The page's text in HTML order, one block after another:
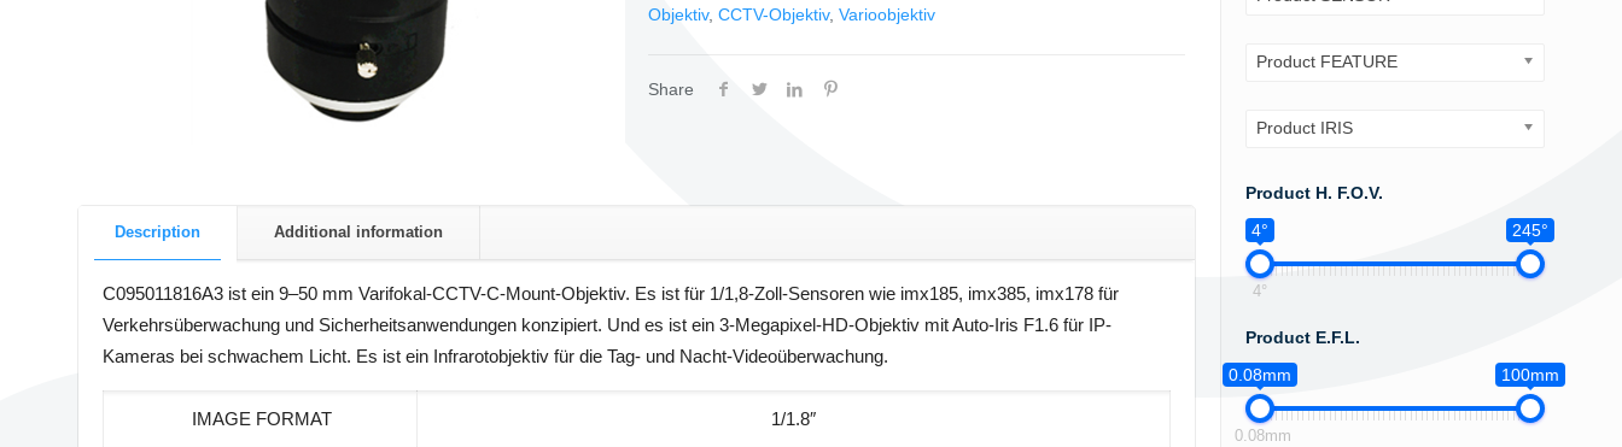
Objektiv, CCTV-Objektiv, Varioobjektiv
Share
Description Additional information
C095011816A3 ist ein 9–50 mm Varifokal-CCTV-C-Mount-Objektiv. Es ist für 1/1,8-Zoll-Sensoren wie imx185, imx385, imx178 für
Verkehrsüberwachung und Sicherheitsanwendungen konzipiert. Und es ist ein 3-Megapixel-HD-Objektiv mit Auto-Iris F1.6 für IP-
Kameras bei schwachem Licht. Es ist ein Infrarotobjektiv für die Tag- und Nacht-Videoüberwachung.
IMAGE FORMAT 1/1.8″
Product FEATURE
Product IRIS
Product H. F.O.V.
4°
245°
4°
Product E.F.L.
0.08mm
100mm
0.08mm